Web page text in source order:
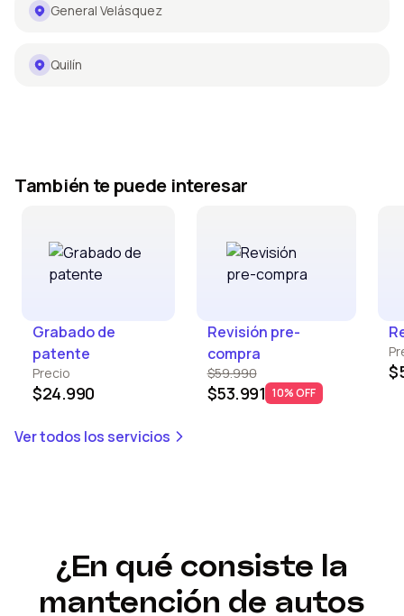
General Velásquez
Quilín
También te puede interesar
Grabado de
patente
Precio
$24.990
Revisión pre-
compra
$59.990
$53.991 10% OFF
Ver todos los servicios
¿En qué consiste la
mantención de autos